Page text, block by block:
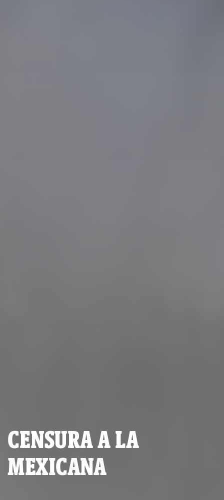
CENSURA A LA
MEXICANA